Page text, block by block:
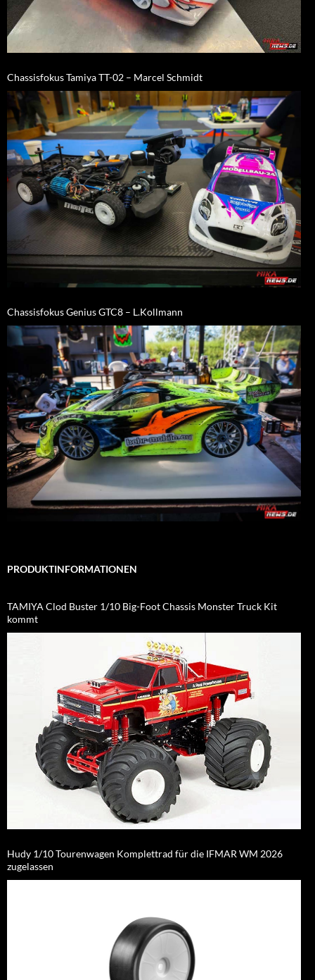
Chassisfokus Tamiya TT-02 – Marcel Schmidt
Chassisfokus Genius GTC8 – L.Kollmann
PRODUKTINFORMATIONEN
TAMIYA Clod Buster 1/10 Big-Foot Chassis Monster Truck Kit
kommt
Hudy 1/10 Tourenwagen Komplettrad für die IFMAR WM 2026
zugelassen